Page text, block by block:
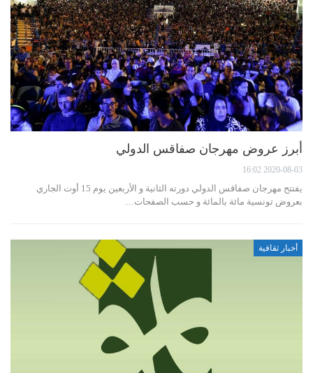
أبرز عروض مهرجان صفاقس الدولي
2020-08-03 16:02
يفتتح مهرجان صفاقس الدولي دورته الثانية و الأربعين يوم 15 أوت الجاري
بعروض تونسية مائة بالمائة و حسب الصفحات…
أخبار ثقافية